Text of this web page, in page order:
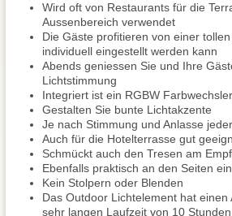
Wird oft von Restaurants für die
Aussenbereich verwendet
Die Gäste profitieren von einer
individuell eingestellt werden kann
Abends geniessen Sie und Ihre
Lichtstimmung
Integriert ist ein RGBW Farbwechsler
Gestalten Sie bunte Lichtakzente
Je nach Stimmung und Anlasse
Auch für die Hotelterrasse gut
Schmückt auch den Tresen am
Ebenfalls praktisch an den Seiten
Kein Stolpern oder Blenden
Das Outdoor Lichtelement hat einen
sehr langen Laufzeit von 10 Stunden